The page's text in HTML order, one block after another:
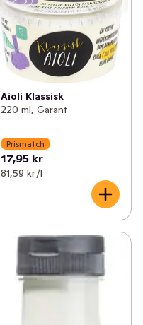
Aioli Klassisk
220 ml, Garant
Prismatch
17,95 kr
81,59 kr /l